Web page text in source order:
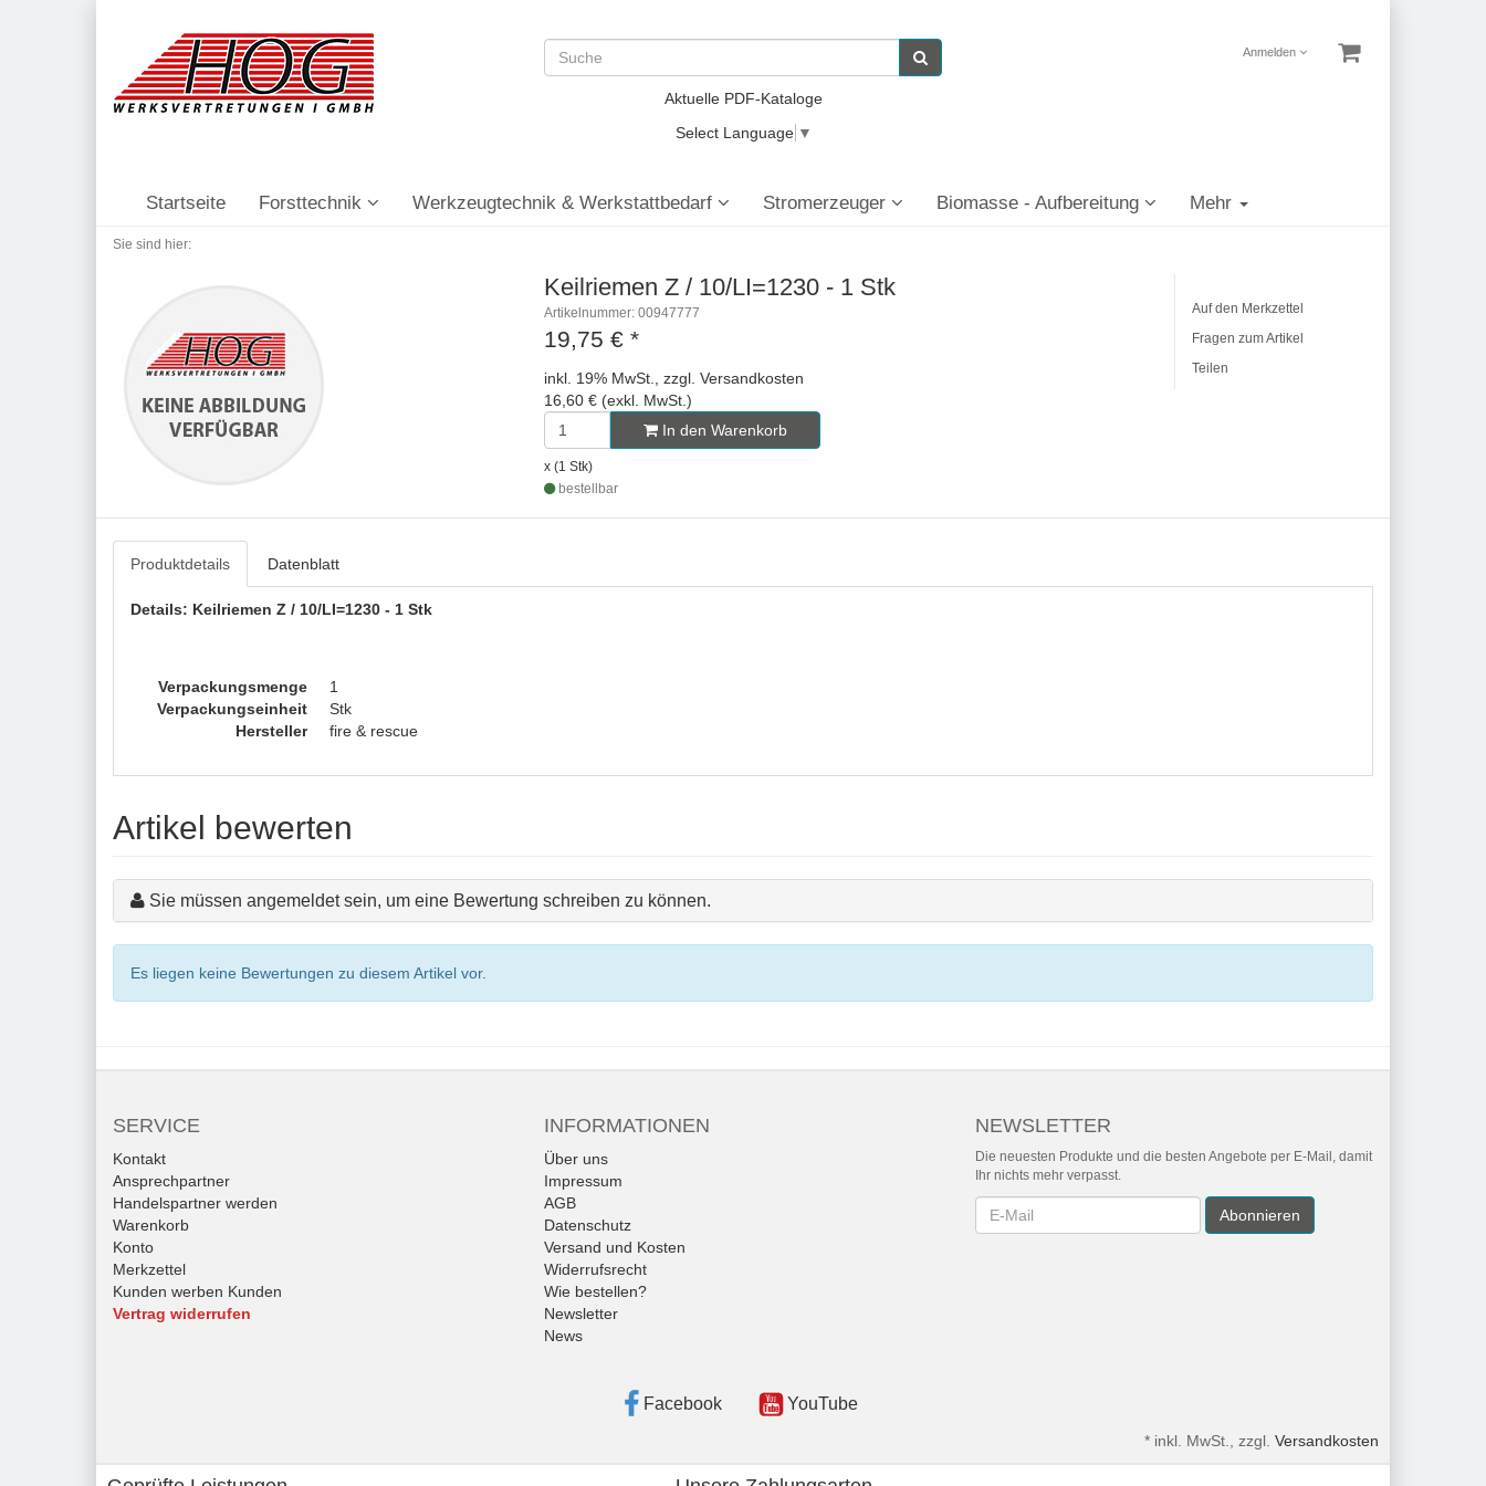
Anmelden
Aktuelle PDF-Kataloge
Select Language ▼
Startseite Forsttechnik Werkzeugtechnik & Werkstattbedarf Stromerzeuger Biomasse - Aufbereitung Mehr
Sie sind hier:
Keilriemen Z / 10/LI=1230 - 1 Stk
Artikelnummer: 00947777
19,75 € *
inkl. 19% MwSt., zzgl. Versandkosten
16,60 € (exkl. MwSt.)
In den Warenkorb
x (1 Stk)
bestellbar
Auf den Merkzettel
Fragen zum Artikel
Teilen
Produktdetails Datenblatt
Details: Keilriemen Z / 10/LI=1230 - 1 Stk
Verpackungsmenge
1
Verpackungseinheit
Stk
Hersteller
fire & rescue
Artikel bewerten
Sie müssen angemeldet sein, um eine Bewertung schreiben zu können.
Es liegen keine Bewertungen zu diesem Artikel vor.
SERVICE
Kontakt
Ansprechpartner
Handelspartner werden
Warenkorb
Konto
Merkzettel
Kunden werben Kunden
Vertrag widerrufen
INFORMATIONEN
Über uns
Impressum
AGB
Datenschutz
Versand und Kosten
Widerrufsrecht
Wie bestellen?
Newsletter
News
NEWSLETTER
Die neuesten Produkte und die besten Angebote per E-Mail, damit
Ihr nichts mehr verpasst.
Newsletter Abonnieren
Facebook YouTube
* inkl. MwSt., zzgl. Versandkosten